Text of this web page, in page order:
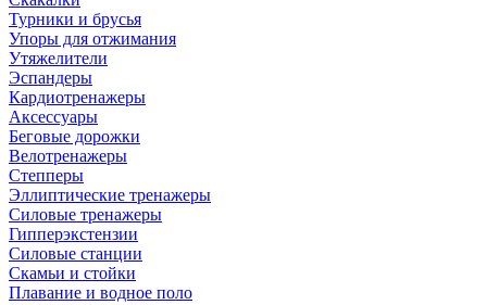
Турники и брусья
Упоры для отжимания
Утяжелители
Эспандеры
Кардиотренажеры
Аксессуары
Беговые дорожки
Велотренажеры
Степперы
Эллиптические тренажеры
Силовые тренажеры
Гипперэкстензии
Силовые станции
Скамьи и стойки
Плавание и водное поло